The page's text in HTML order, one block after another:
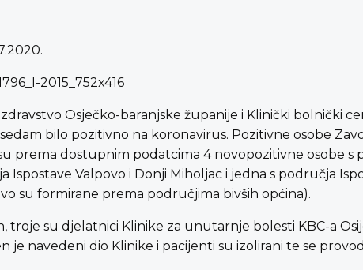
Osječko-baranjske županije i Klinički bolnički
bilo pozitivno na koronavirus. Pozitivne osobe
prema dostupnim podatcima 4 novopozitivne osobe s
Ispostave Valpovo i Donji Miholjac i jedna s područja
su formirane prema područjima bivših općina).
troje su djelatnici Klinike za unutarnje bolesti KBC-a
je navedeni dio Klinike i pacijenti su izolirani te se